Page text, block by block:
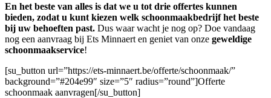
En het beste van alles is dat we u tot drie offertes kunnen
bieden, zodat u kunt kiezen welk schoonmaakbedrijf het beste
bij uw behoeften past. Dus waar wacht je nog op? Doe vandaag
nog een aanvraag bij Ets Minnaert en geniet van onze geweldige
schoonmaakservice!
[su_button url=”https://ets-minnaert.be/offerte/schoonmaak/”
background=”#204e99″ size=”5″ radius=”round”]Offerte
schoonmaak aanvragen[/su_button]